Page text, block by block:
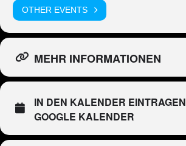
OTHER EVENTS
MEHR INFORMATIONEN
IN DEN KALENDER EINTRAGEN
GOOGLE KALENDER